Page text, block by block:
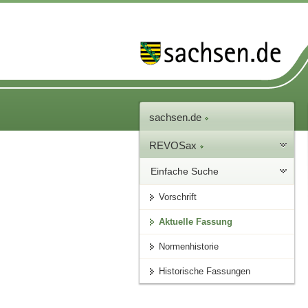
sachsen.de
REVOSax
Einfache Suche
Vorschrift
Aktuelle Fassung
Normenhistorie
Historische Fassungen